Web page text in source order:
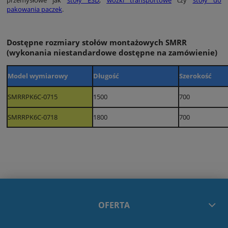
pakowania paczek.
Dostępne rozmiary stołów montażowych SMRR
(wykonania niestandardowe dostępne na zamówienie)
Model wymiarowy Długość Szerokość
SMRRPK6C-0715 1500 700
SMRRPK6C-0718 1800 700
OFERTA